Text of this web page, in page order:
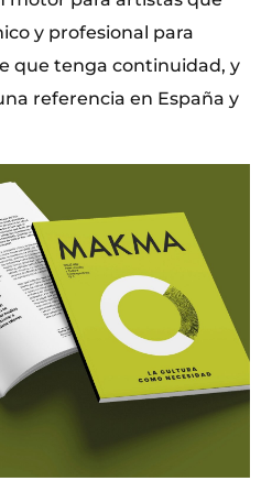
y profesional para
que tenga continuidad, y
referencia en España y